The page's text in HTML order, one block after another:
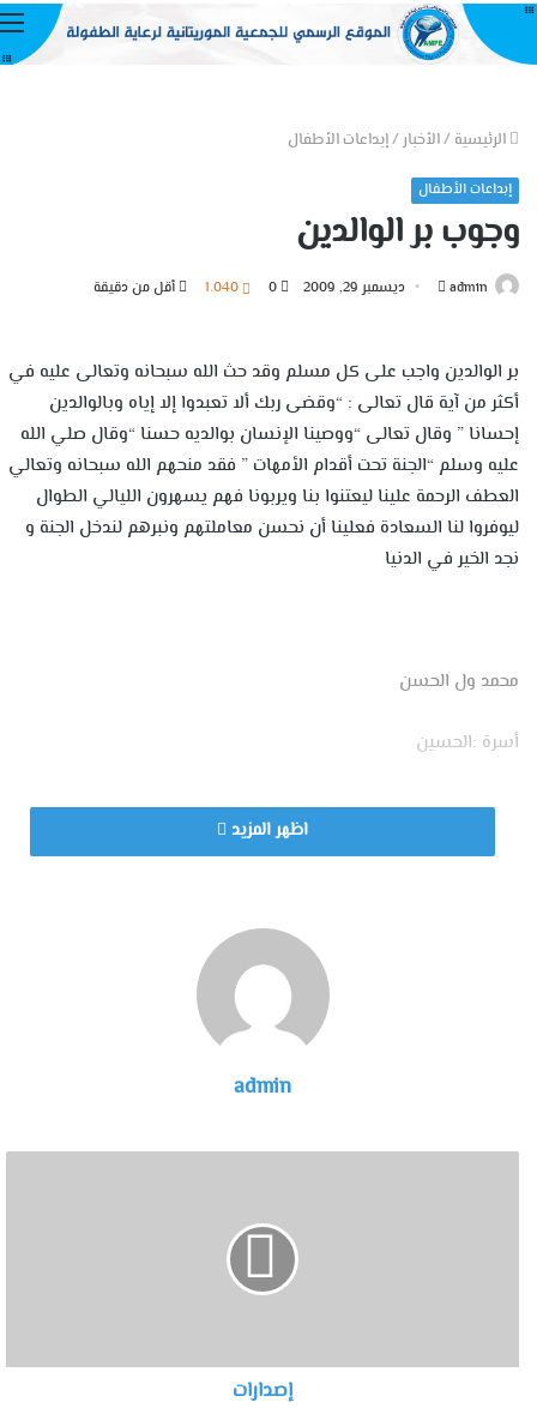
الرئيسية /الأخبار/إبداعات الأطفال
إبداعات الأطفال
وجوب بر الوالدين
admin
أرسل ديسمبر 29, 2009 0 1٬040 أقل من دقيقة
بر الوالدين واجب على كل مسلم وقد حث الله سبحانه وتعالى عليه في
أكثر من آية قال تعالى : “وقضى ربك ألا تعبدوا إلا إياه وبالوالدين
إحسانا ” وقال تعالى “ووصينا الإنسان بوالديه حسنا “وقال صلي الله
عليه وسلم “الجنة تحت أقدام الأمهات ” فقد منحهم الله سبحانه وتعالي
العطف الرحمة علينا ليعتنوا بنا ويربونا فهم يسهرون الليالي الطوال
ليوفروا لنا السعادة فعلينا أن نحسن معاملتهم ونبرهم لندخل الجنة و
نجد الخير في الدنيا
محمد ول الحسن
أسرة :الحسين
اظهر المزيد
admin
إصدارات